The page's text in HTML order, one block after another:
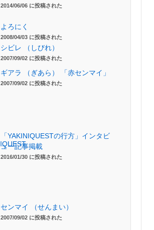
2014/06/06 に投稿された
よろにく
2008/04/03 に投稿された
シビレ （しびれ）
2007/09/02 に投稿された
ギアラ （ぎあら） 「赤センマイ」
2007/09/02 に投稿された
「YAKINIQUESTの行方」インタビ
ュー記事掲載
2016/01/30 に投稿された
センマイ （せんまい）
2007/09/02 に投稿された